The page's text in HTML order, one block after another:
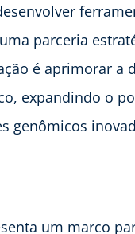
parceria
é aprimorar a
expandindo o
genômicos
um marco